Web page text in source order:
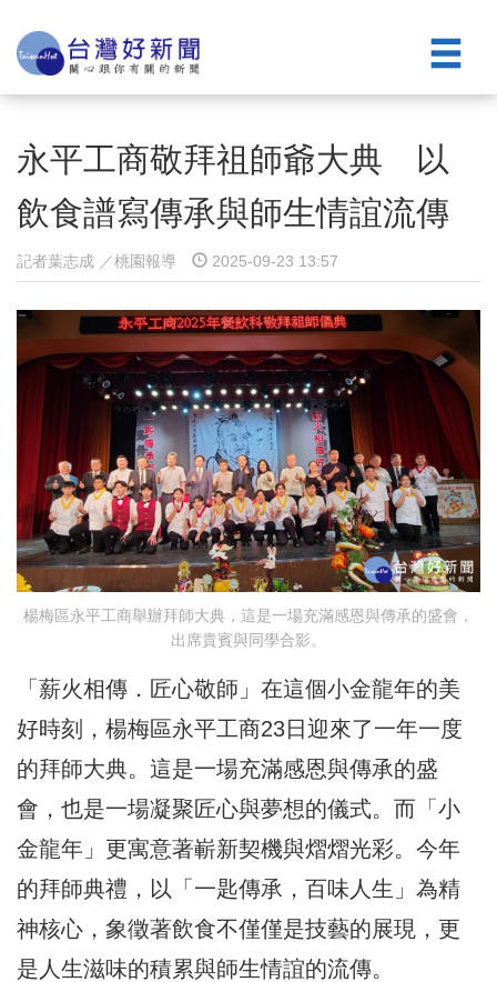
永平工商敬拜祖師爺大典 以
飲食譜寫傳承與師生情誼流傳
記者葉志成 ／桃園報導 2025-09-23 13:57
楊梅區永平工商舉辦拜師大典，這是一場充滿感恩與傳承的盛會，
出席貴賓與同學合影。
「薪火相傳．匠心敬師」在這個小金龍年的美
好時刻，楊梅區永平工商23日迎來了一年一度
的拜師大典。這是一場充滿感恩與傳承的盛
會，也是一場凝聚匠心與夢想的儀式。而「小
金龍年」更寓意著嶄新契機與熠熠光彩。今年
的拜師典禮，以「一匙傳承，百味人生」為精
神核心，象徵著飲食不僅僅是技藝的展現，更
是人生滋味的積累與師生情誼的流傳。